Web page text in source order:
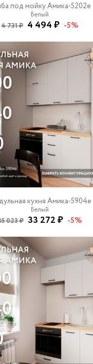
под мойку Амика-5202e
Белый
4 731 ₽ 4 494 ₽ -5%
кухня Амика-5904e
Белый
023 ₽ 33 272 ₽ -5%